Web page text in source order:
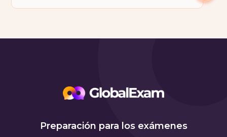
Preparación para los exámenes